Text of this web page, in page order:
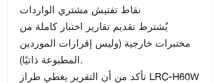
نقاط تفتيش مشتري الواردات
يُشترط تقديم تقارير اختبار كاملة من
مختبرات خارجية (وليس إقرارات الموردين
المطبوعة ذاتيًا).
تأكد من أن التقرير يغطي طراز LRC-H60W